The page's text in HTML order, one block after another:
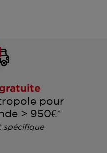
pour
> 950€*
spécifique